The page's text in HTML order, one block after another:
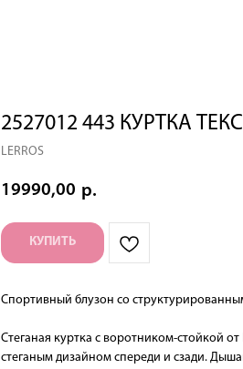
2527012 443 КУРТКА
LERROS
19990,00 р.
КУПИТЬ
Спортивный блузон со
Стеганая куртка с воротником-стойкой
стеганым дизайном спереди и сзади.